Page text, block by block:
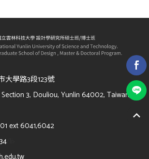
學路3段123號
3, Douliou, Yunlin 64002, Taiwan,
ext 6041,6042